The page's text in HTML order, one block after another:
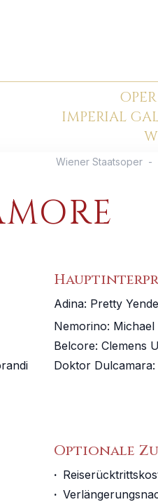
IMPERIAL
Wiener Staatsoper -
Adina: Pretty Yende
Nemorino: Michael
Belcore: Clemens
Doktor Dulcamara:
Optionale
·
·